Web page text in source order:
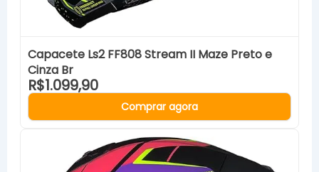
Capacete Ls2 FF808 Stream II Maze Preto e
Cinza Br
R$1.099,90
Comprar agora